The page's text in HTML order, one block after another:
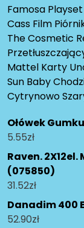
Famosa
Cass Film
The Cosmetic
Mattel Karty
Sun Baby
Cytrynowo
Ołówek
5.55zł
Raven.
(075850)
31.52zł
Danadim 400
52.90zł